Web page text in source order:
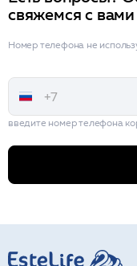
свяжемся с
Номер телефона не
введите номер телефона